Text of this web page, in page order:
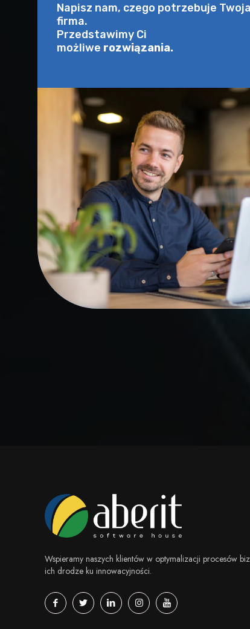
Napisz nam, czego potrzebuje Twoja
firma.
Przedstawimy Ci
możliwe rozwiązania.
Wspieramy naszych klientów w optymalizacji procesów
ich drodze ku innowacyjności.